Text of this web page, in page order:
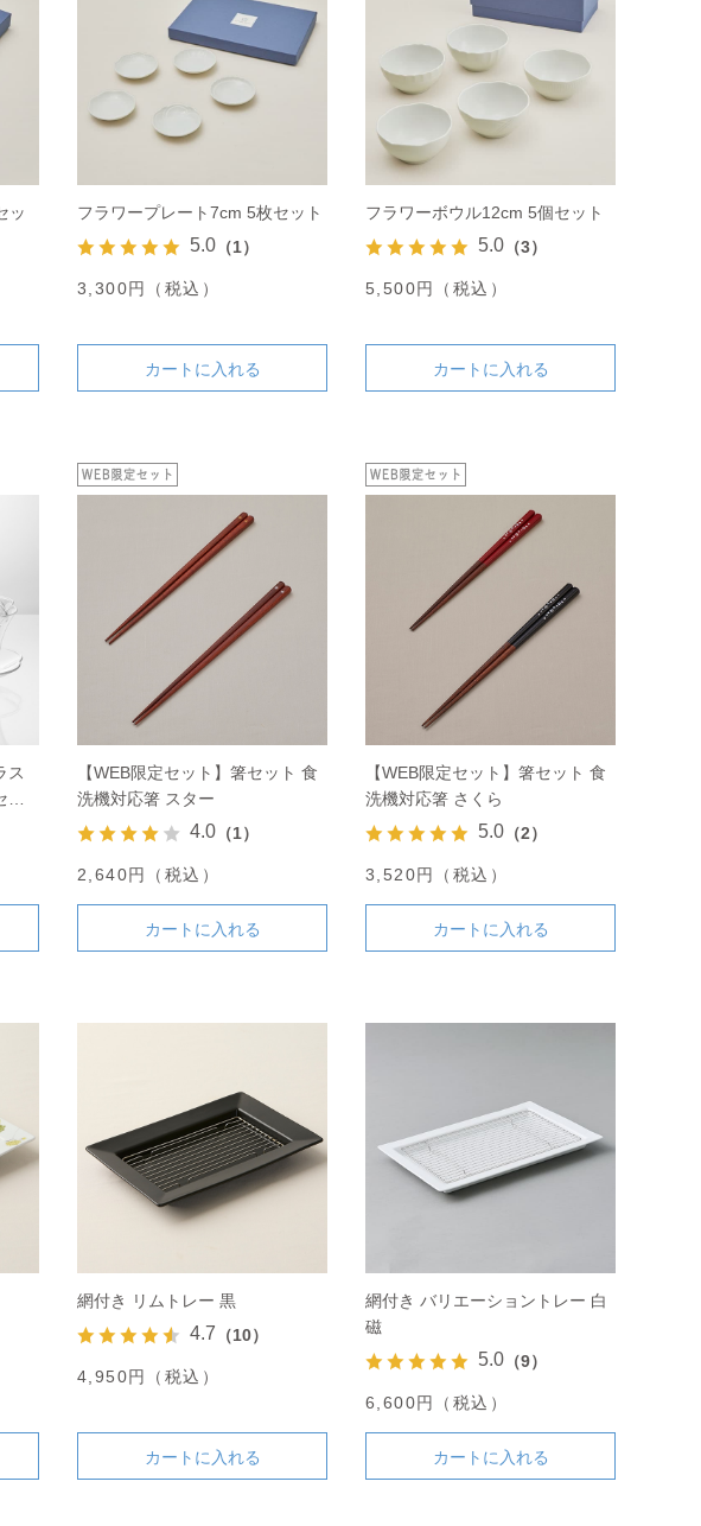
ッ
フラワープレート7cm 5枚セット
5.0 （1）
3,300円（税込）
カートに入れる
フラワーボウル12cm 5個セット
5.0 （3）
5,500円（税込）
カートに入れる
ス
【WEB限定セット】箸セット 食
洗機対応箸 スター
4.0 （1）
2,640円（税込）
カートに入れる
【WEB限定セット】箸セット 食
洗機対応箸 さくら
5.0 （2）
3,520円（税込）
カートに入れる
網付き リムトレー 黒
4.7 （10）
4,950円（税込）
カートに入れる
網付き バリエーショントレー 白
磁
5.0 （9）
6,600円（税込）
カートに入れる